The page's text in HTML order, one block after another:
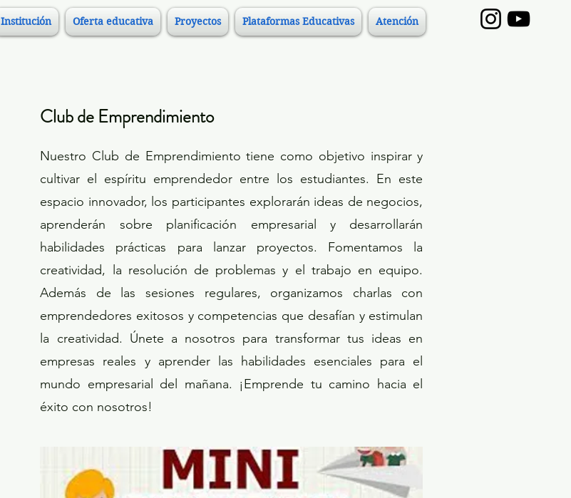
Institución Oferta educativa Proyectos Plataformas Educativas Atención
Club de Emprendimiento
Nuestro Club de Emprendimiento tiene como objetivo inspirar y
cultivar el espíritu emprendedor entre los estudiantes. En este
espacio innovador, los participantes explorarán ideas de negocios,
aprenderán sobre planificación empresarial y desarrollarán
habilidades prácticas para lanzar proyectos. Fomentamos la
creatividad, la resolución de problemas y el trabajo en equipo.
Además de las sesiones regulares, organizamos charlas con
emprendedores exitosos y competencias que desafían y estimulan
la creatividad. Únete a nosotros para transformar tus ideas en
empresas reales y aprender las habilidades esenciales para el
mundo empresarial del mañana. ¡Emprende tu camino hacia el
éxito con nosotros!